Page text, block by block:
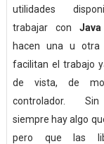
utilidades
trabajar con
hacen una u
facilitan el trabajo
de vista, de
controlador.
siempre hay algo
pero que las